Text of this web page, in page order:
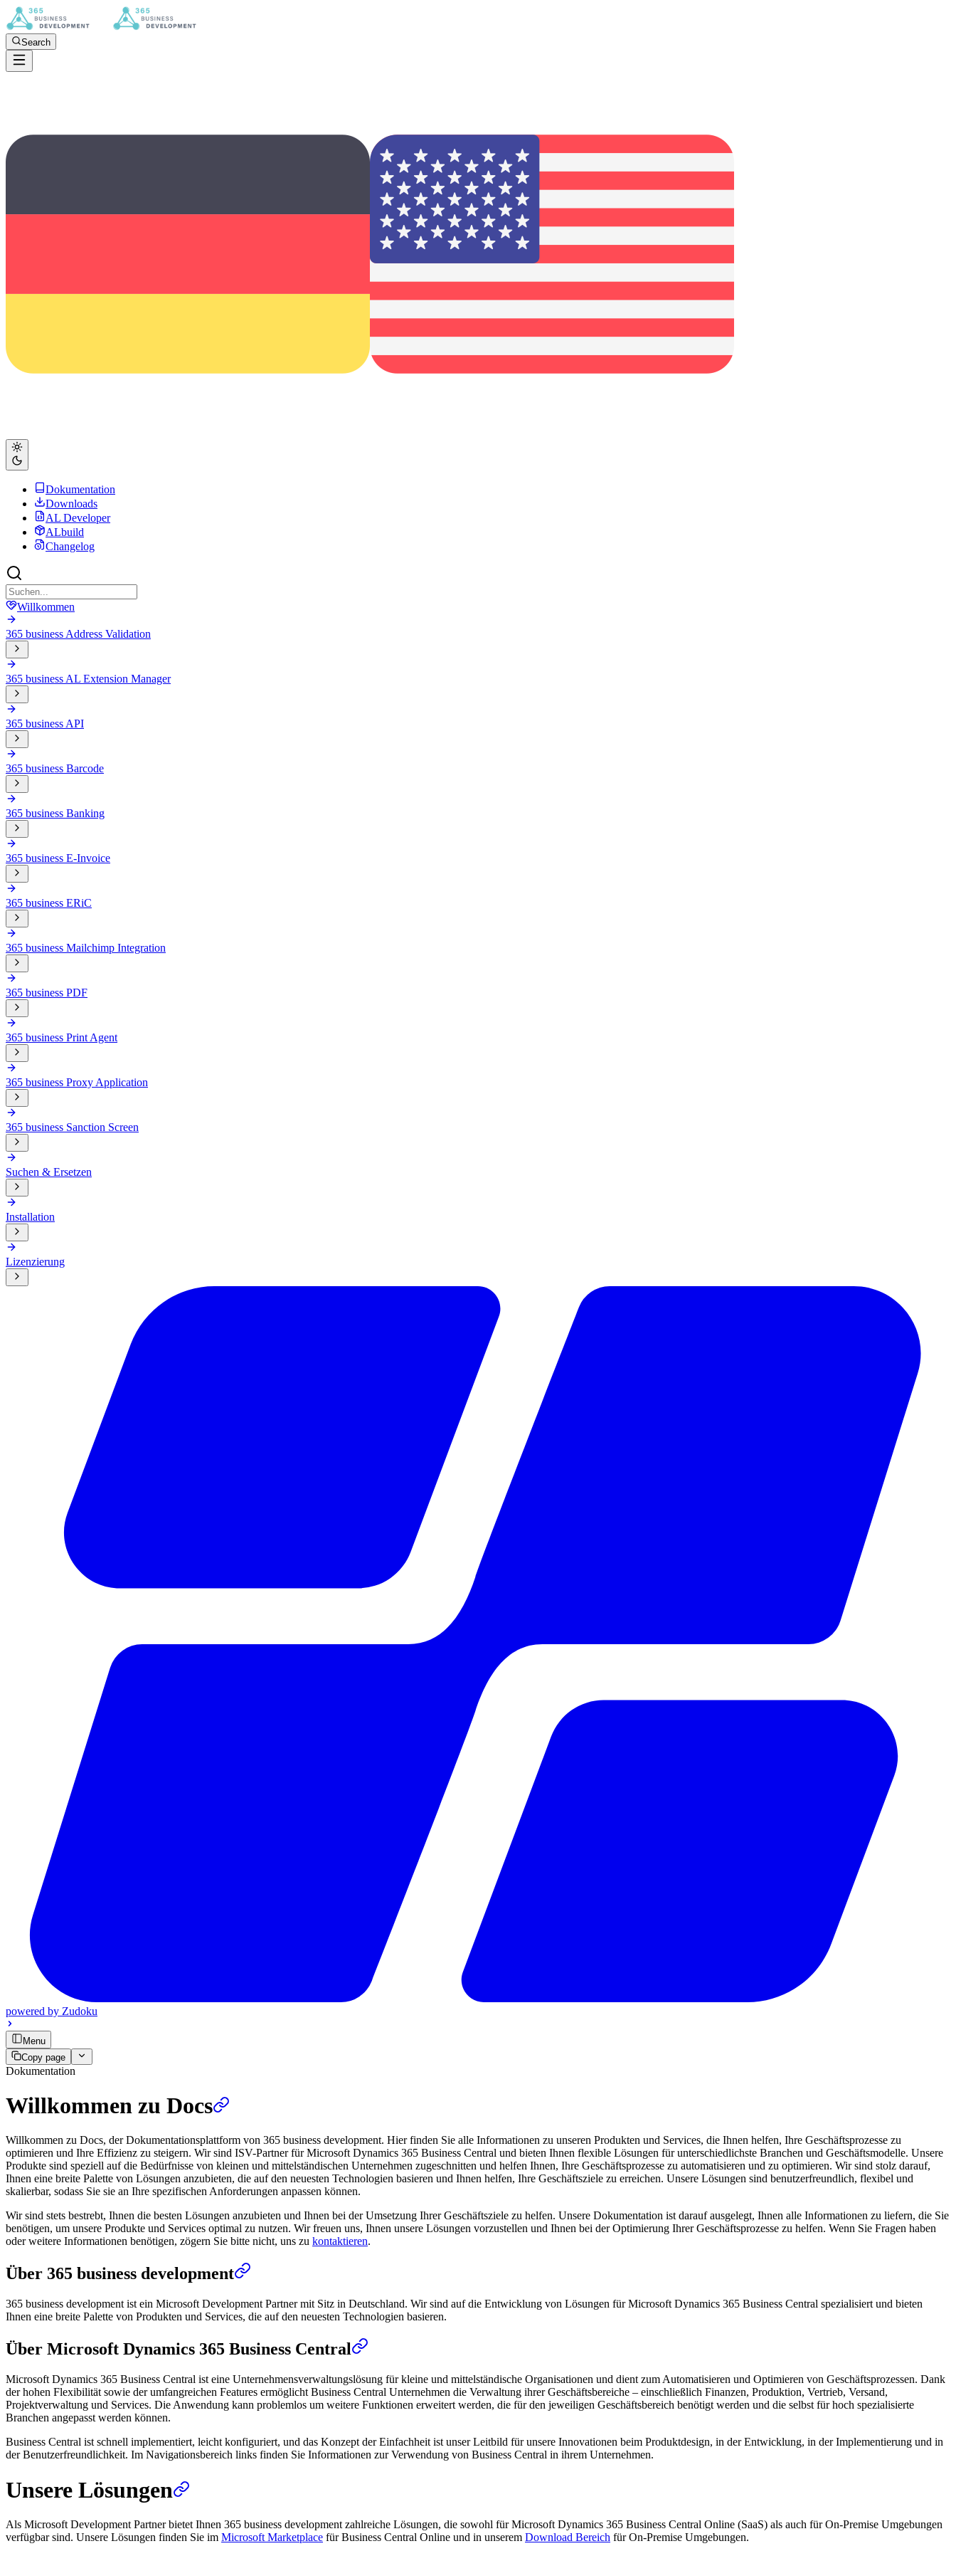
Search
Dokumentation
Downloads
AL Developer
ALbuild
Changelog
Willkommen
365 business Address Validation
365 business AL Extension Manager
365 business API
365 business Barcode
365 business Banking
365 business E-Invoice
365 business ERiC
365 business Mailchimp Integration
365 business PDF
365 business Print Agent
365 business Proxy Application
365 business Sanction Screen
Suchen & Ersetzen
Installation
Lizenzierung
powered by Zudoku
Menu
Copy page
Dokumentation
Willkommen zu Docs
Willkommen zu Docs, der Dokumentationsplattform von 365 business development. Hier finden Sie alle Informationen zu unseren Produkten und Services, die Ihnen helfen, Ihre Geschäftsprozesse zu
optimieren und Ihre Effizienz zu steigern. Wir sind ISV-Partner für Microsoft Dynamics 365 Business Central und bieten Ihnen flexible Lösungen für unterschiedlichste Branchen und Geschäftsmodelle. Unsere
Produkte sind speziell auf die Bedürfnisse von kleinen und mittelständischen Unternehmen zugeschnitten und helfen Ihnen, Ihre Geschäftsprozesse zu automatisieren und zu optimieren. Wir sind stolz darauf,
Ihnen eine breite Palette von Lösungen anzubieten, die auf den neuesten Technologien basieren und Ihnen helfen, Ihre Geschäftsziele zu erreichen. Unsere Lösungen sind benutzerfreundlich, flexibel und
skalierbar, sodass Sie sie an Ihre spezifischen Anforderungen anpassen können.
Wir sind stets bestrebt, Ihnen die besten Lösungen anzubieten und Ihnen bei der Umsetzung Ihrer Geschäftsziele zu helfen. Unsere Dokumentation ist darauf ausgelegt, Ihnen alle Informationen zu liefern, die Sie
benötigen, um unsere Produkte und Services optimal zu nutzen. Wir freuen uns, Ihnen unsere Lösungen vorzustellen und Ihnen bei der Optimierung Ihrer Geschäftsprozesse zu helfen. Wenn Sie Fragen haben
oder weitere Informationen benötigen, zögern Sie bitte nicht, uns zu kontaktieren.
Über 365 business development
365 business development ist ein Microsoft Development Partner mit Sitz in Deutschland. Wir sind auf die Entwicklung von Lösungen für Microsoft Dynamics 365 Business Central spezialisiert und bieten
Ihnen eine breite Palette von Produkten und Services, die auf den neuesten Technologien basieren.
Über Microsoft Dynamics 365 Business Central
Microsoft Dynamics 365 Business Central ist eine Unternehmensverwaltungslösung für kleine und mittelständische Organisationen und dient zum Automatisieren und Optimieren von Geschäftsprozessen. Dank
der hohen Flexibilität sowie der umfangreichen Features ermöglicht Business Central Unternehmen die Verwaltung ihrer Geschäftsbereiche – einschließlich Finanzen, Produktion, Vertrieb, Versand,
Projektverwaltung und Services. Die Anwendung kann problemlos um weitere Funktionen erweitert werden, die für den jeweiligen Geschäftsbereich benötigt werden und die selbst für hoch spezialisierte
Branchen angepasst werden können.
Business Central ist schnell implementiert, leicht konfiguriert, und das Konzept der Einfachheit ist unser Leitbild für unsere Innovationen beim Produktdesign, in der Entwicklung, in der Implementierung und in
der Benutzerfreundlichkeit. Im Navigationsbereich links finden Sie Informationen zur Verwendung von Business Central in ihrem Unternehmen.
Unsere Lösungen
Als Microsoft Development Partner bietet Ihnen 365 business development zahlreiche Lösungen, die sowohl für Microsoft Dynamics 365 Business Central Online (SaaS) als auch für On-Premise Umgebungen
verfügbar sind. Unsere Lösungen finden Sie im Microsoft Marketplace für Business Central Online und in unserem Download Bereich für On-Premise Umgebungen.